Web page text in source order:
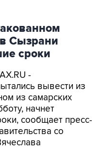
Сызрани
сроки
-
вывести из
из самарских
начнет
сообщает пресс-
со